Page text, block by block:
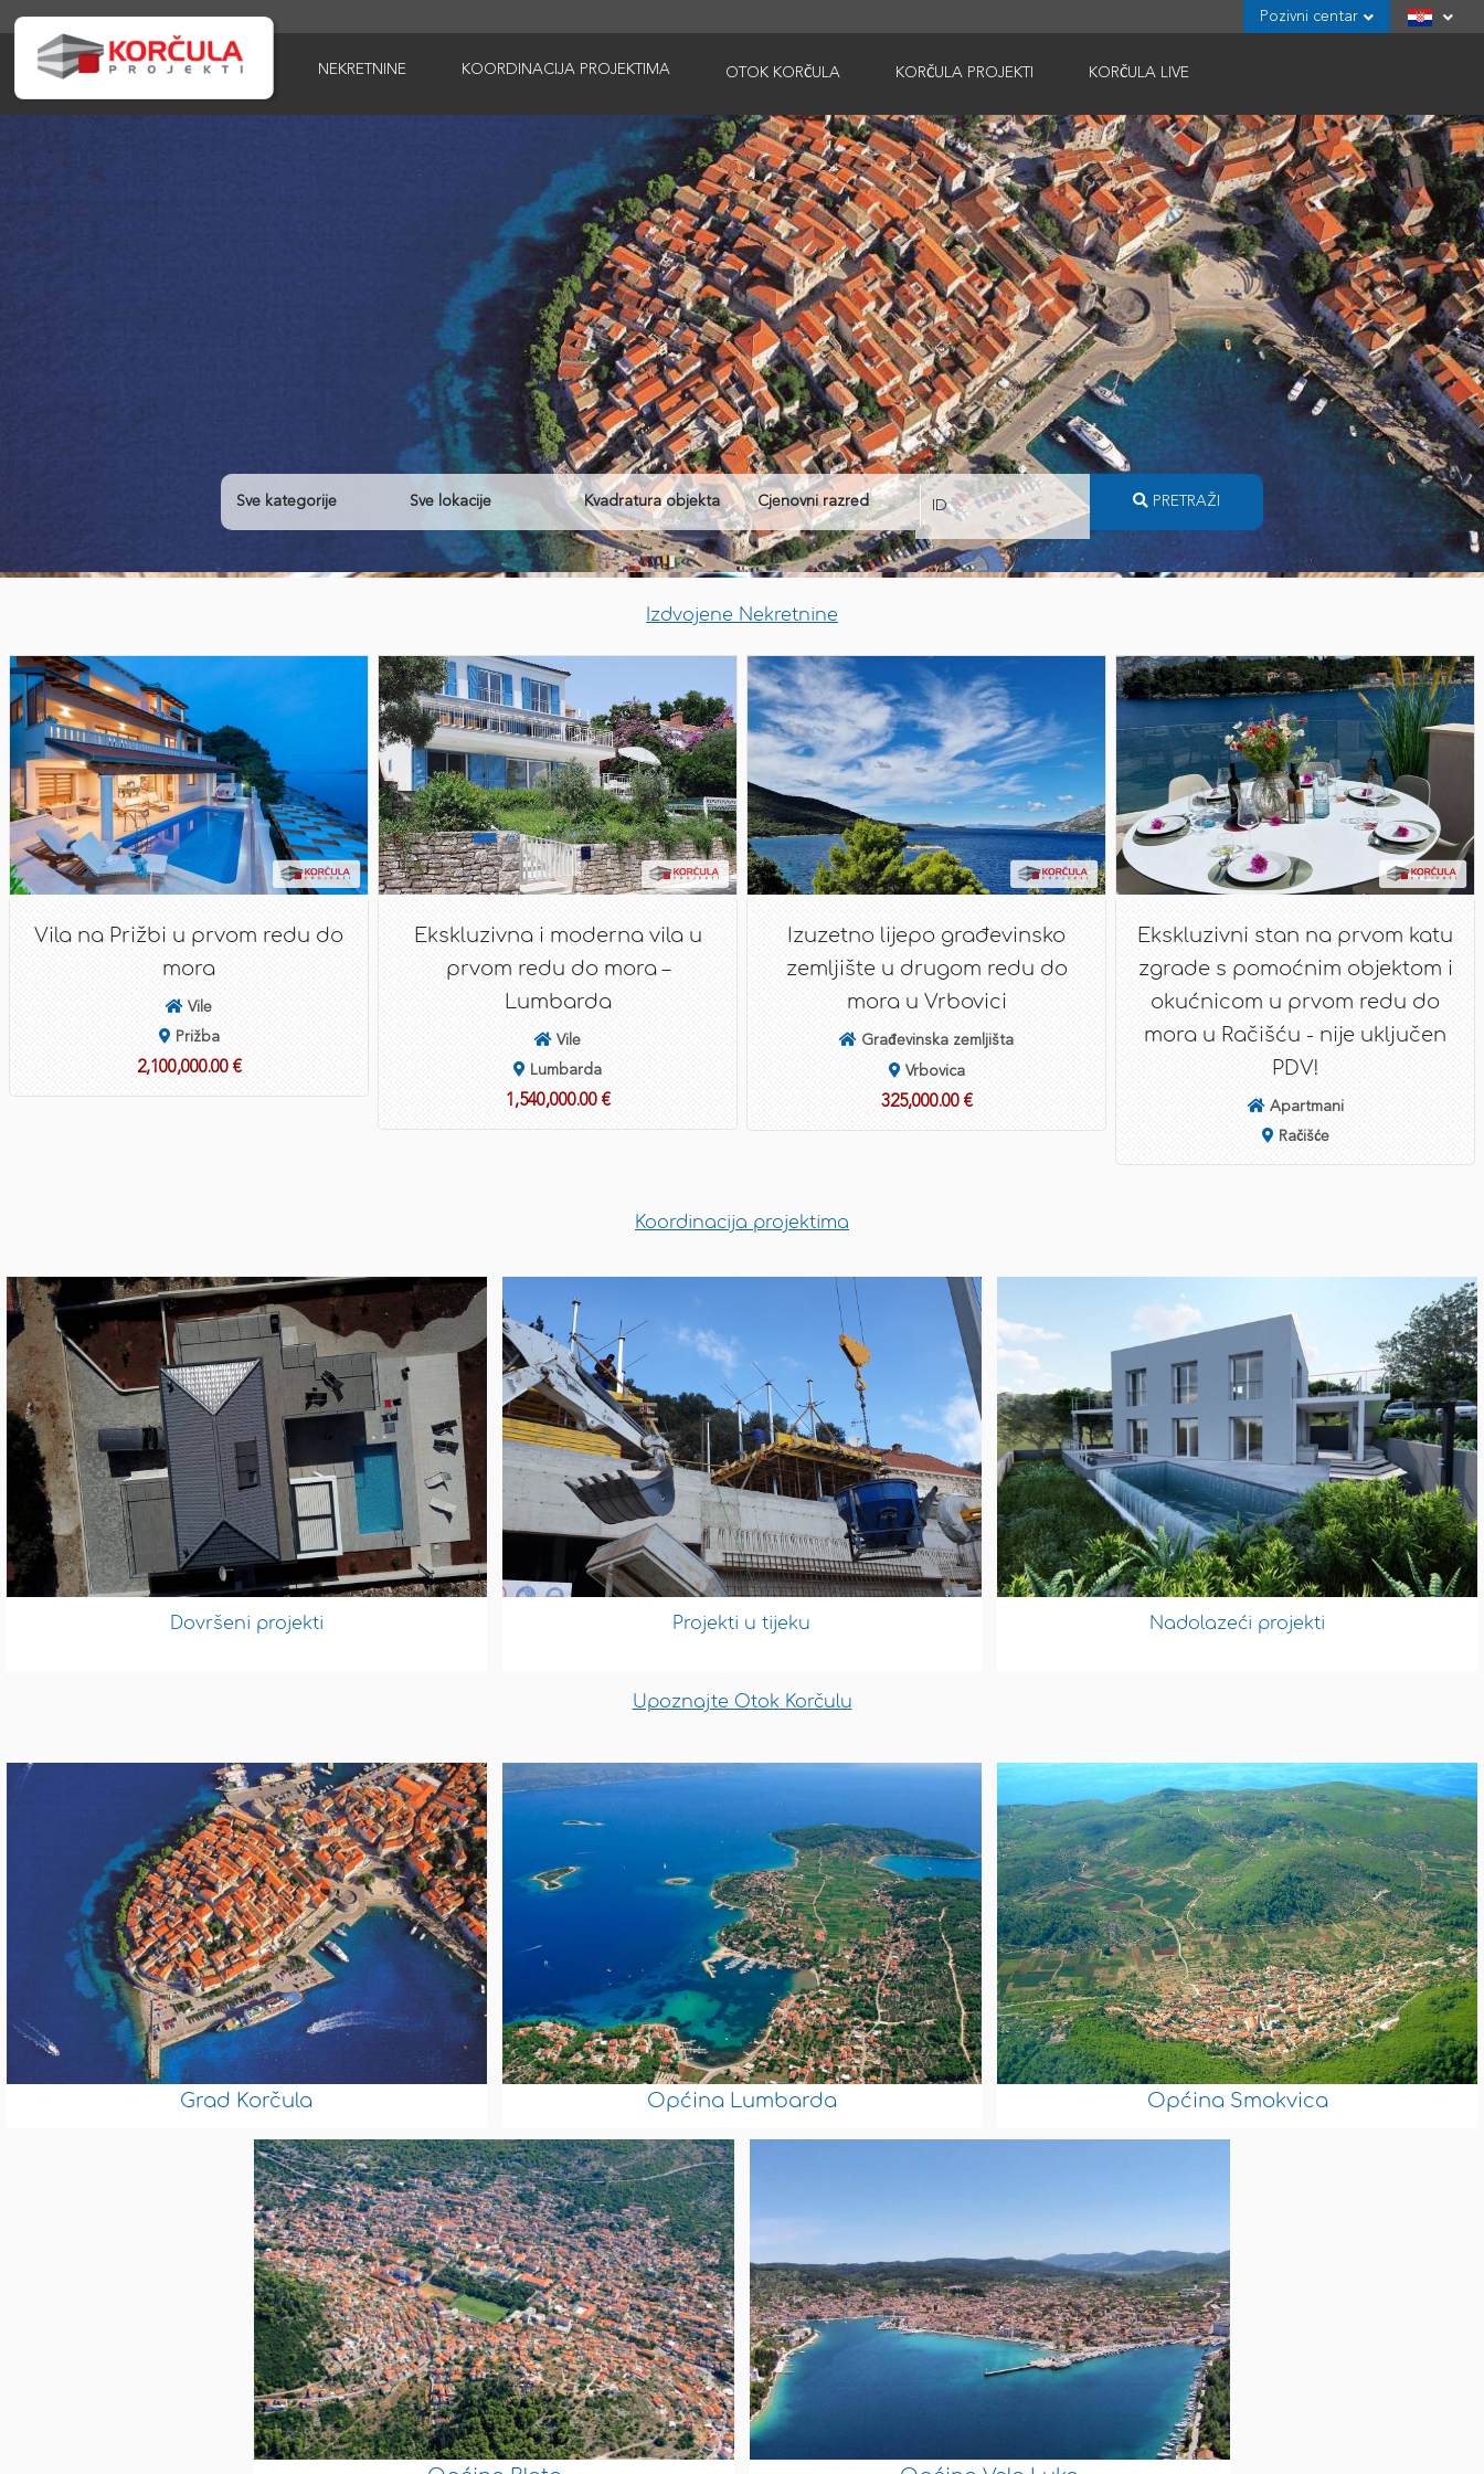
Pozivni centar
NEKRETNINE KOORDINACIJA PROJEKTIMA OTOK KORČULA KORČULA PROJEKTI KORČULA LIVE
PRETRAŽI
Izdvojene Nekretnine
Vila na Prižbi u prvom redu do
mora
Vile
Prižba
2,100,000.00 €
Ekskluzivna i moderna vila u
prvom redu do mora –
Lumbarda
Vile
Lumbarda
1,540,000.00 €
Izuzetno lijepo građevinsko
zemljište u drugom redu do
mora u Vrbovici
Građevinska zemljišta
Vrbovica
325,000.00 €
Ekskluzivni stan na prvom katu
zgrade s pomoćnim objektom i
okućnicom u prvom redu do
mora u Račišću - nije uključen
PDV!
Apartmani
Račišće
Koordinacija projektima
Dovršeni projekti Projekti u tijeku Nadolazeći projekti
Upoznajte Otok Korčulu
Grad Korčula Općina Lumbarda Općina Smokvica